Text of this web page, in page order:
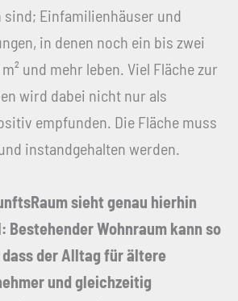
sind; Einfamilienhäuser und
in denen noch ein bis zwei
und mehr leben. Viel Fläche zur
wird dabei nicht nur als
empfunden. Die Fläche muss
instandgehalten werden.
sieht genau hierhin
Bestehender Wohnraum kann so
der Alltag für ältere
und gleichzeitig